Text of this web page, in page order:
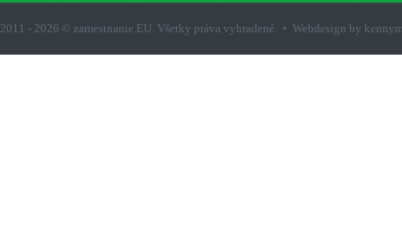
2011 - 2026 © zamestnanie.EU. Všetky práva vyhradené. • Webdesign by